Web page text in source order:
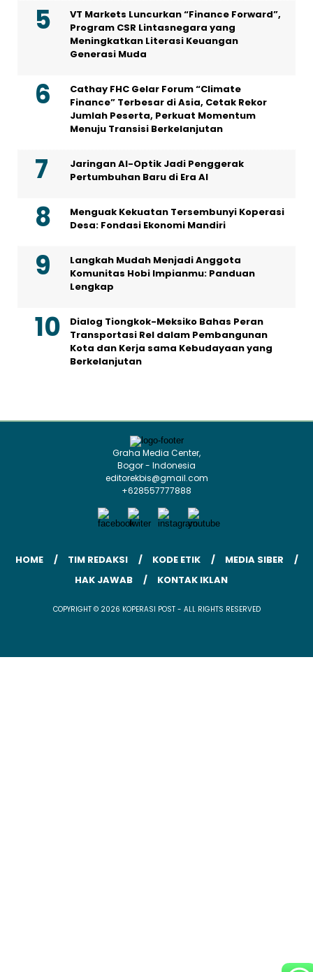
VT Markets Luncurkan “Finance Forward”,
Program CSR Lintasnegara yang
Meningkatkan Literasi Keuangan
Generasi Muda
Cathay FHC Gelar Forum “Climate
Finance” Terbesar di Asia, Cetak Rekor
Jumlah Peserta, Perkuat Momentum
Menuju Transisi Berkelanjutan
Jaringan AI-Optik Jadi Penggerak
Pertumbuhan Baru di Era AI
Menguak Kekuatan Tersembunyi Koperasi
Desa: Fondasi Ekonomi Mandiri
Langkah Mudah Menjadi Anggota
Komunitas Hobi Impianmu: Panduan
Lengkap
Dialog Tiongkok-Meksiko Bahas Peran
Transportasi Rel dalam Pembangunan
Kota dan Kerja sama Kebudayaan yang
Berkelanjutan
Graha Media Center,
Bogor - Indonesia
editorekbis@gmail.com
+628557777888
HOME TIM REDAKSI KODE ETIK
MEDIA SIBER
HAK JAWAB
KONTAK IKLAN
COPYRIGHT © 2026 KOPERASI POST - ALL RIGHTS RESERVED